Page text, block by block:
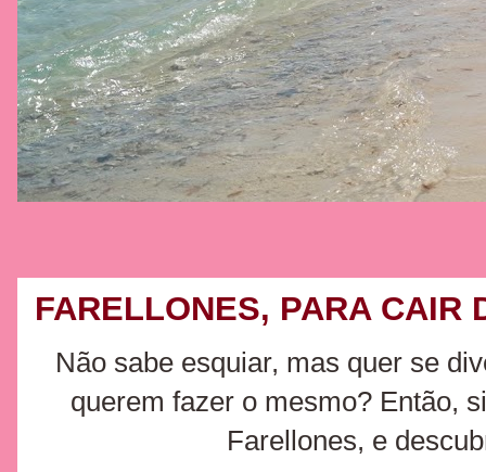
FARELLONES, PARA CAIR
Não sabe esquiar, mas quer se
querem fazer o mesmo? Então,
Farellones, e